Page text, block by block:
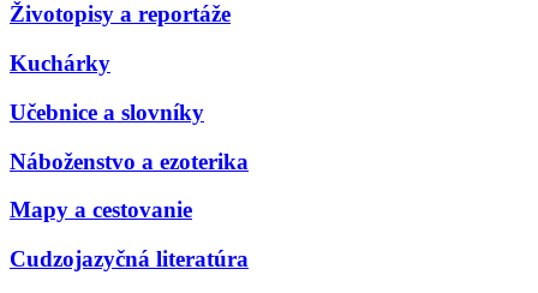
Životopisy a reportáže
Kuchárky
Učebnice a slovníky
Náboženstvo a ezoterika
Mapy a cestovanie
Cudzojazyčná literatúra